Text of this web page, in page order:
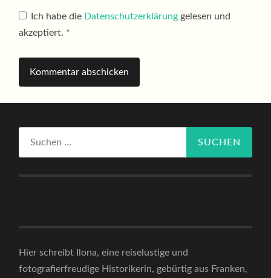
Ich habe die Datenschutzerklärung gelesen und
akzeptiert. *
Hier schreibt Ilona, eine reiselustige und
fotografierfreudige Historikerin, gebürtig aus Franken,